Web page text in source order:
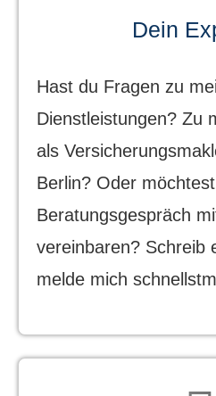
Dein
Hast du Fragen zu
Dienstleistungen? Zu
als
Berlin? Oder
Beratungsgespräch
vereinbaren? Schreib
melde mich